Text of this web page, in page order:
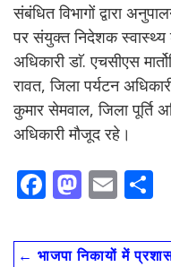
संबंधित विभागों द्वारा
पर संयुक्त निदेशक स्वास्थ्य
अधिकारी डाॅ. एचसीएस
रावत, जिला पर्यटन
कुमार सेमवाल, जिला पूर्ति
अधिकारी मौजूद रहे।
F
e
M
to
E
ai
← भाजपा निकायों में